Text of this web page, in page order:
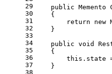
29
30
31
32
33
34
35
36
37
38
public Memento
    {
return
new
    }
public void
    {
this .state
    }